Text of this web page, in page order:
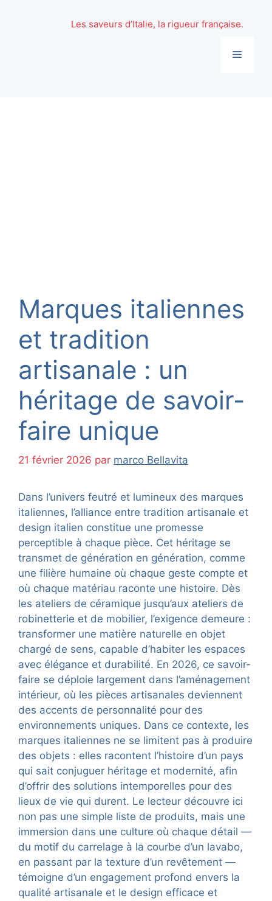
Les saveurs d’Italie, la rigueur française.
Menu
Marques italiennes
et tradition
artisanale : un
héritage de savoir-
faire unique
21 février 2026 par marco Bellavita
Dans l’univers feutré et lumineux des marques
italiennes, l’alliance entre tradition artisanale et
design italien constitue une promesse
perceptible à chaque pièce. Cet héritage se
transmet de génération en génération, comme
une filière humaine où chaque geste compte et
où chaque matériau raconte une histoire. Dès
les ateliers de céramique jusqu’aux ateliers de
robinetterie et de mobilier, l’exigence demeure :
transformer une matière naturelle en objet
chargé de sens, capable d’habiter les espaces
avec élégance et durabilité. En 2026, ce savoir-
faire se déploie largement dans l’aménagement
intérieur, où les pièces artisanales deviennent
des accents de personnalité pour des
environnements uniques. Dans ce contexte, les
marques italiennes ne se limitent pas à produire
des objets : elles racontent l’histoire d’un pays
qui sait conjuguer héritage et modernité, afin
d’offrir des solutions intemporelles pour des
lieux de vie qui durent. Le lecteur découvre ici
non pas une simple liste de produits, mais une
immersion dans une culture où chaque détail —
du motif du carrelage à la courbe d’un lavabo,
en passant par la texture d’un revêtement —
témoigne d’un engagement profond envers la
qualité artisanale et le design efficace et